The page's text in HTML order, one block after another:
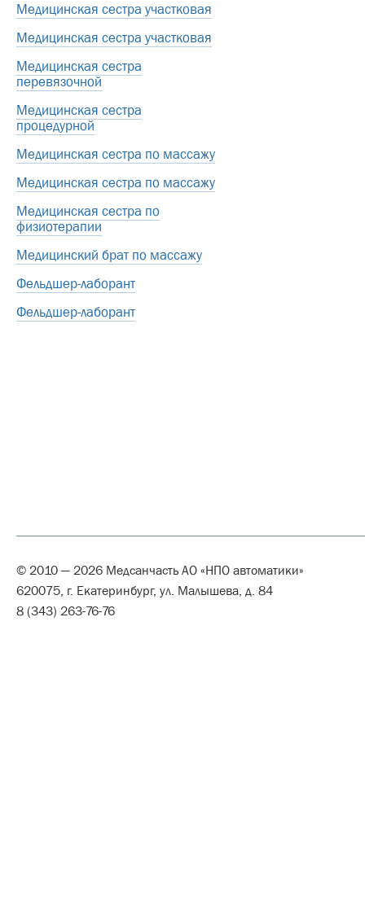
Медицинская сестра участковая
Медицинская сестра участковая
Медицинская сестра
перевязочной
Медицинская сестра
процедурной
Медицинская сестра по массажу
Медицинская сестра по массажу
Медицинская сестра по
физиотерапии
Медицинский брат по массажу
Фельдшер-лаборант
Фельдшер-лаборант
© 2010 — 2026 Медсанчасть АО «НПО автоматики»
620075, г. Екатеринбург, ул. Малышева, д. 84
8 (343) 263-76-76